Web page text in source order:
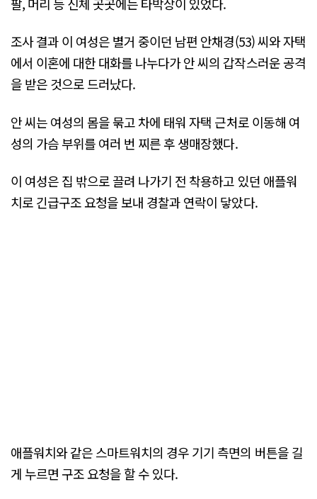
조사 결과 이 여성은 별거 중이던 남편 안채경(53) 씨와 자택
에서 이혼에 대한 대화를 나누다가 안 씨의 갑작스러운 공격
을 받은 것으로 드러났다.
안 씨는 여성의 몸을 묶고 차에 태워 자택 근처로 이동해 여
성의 가슴 부위를 여러 번 찌른 후 생매장했다.
이 여성은 집 밖으로 끌려 나가기 전 착용하고 있던 애플워
치로 긴급구조 요청을 보내 경찰과 연락이 닿았다.
애플워치와 같은 스마트워치의 경우 기기 측면의 버튼을 길
게 누르면 구조 요청을 할 수 있다.